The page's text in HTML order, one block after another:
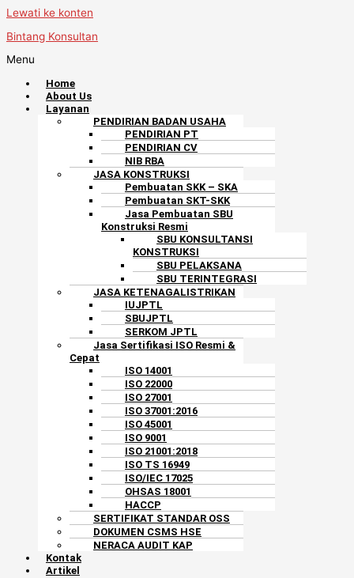
Lewati ke konten
Bintang Konsultan
Menu
Home
About Us
Layanan
PENDIRIAN BADAN USAHA
PENDIRIAN PT
PENDIRIAN CV
NIB RBA
JASA KONSTRUKSI
Pembuatan SKK – SKA
Pembuatan SKT-SKK
Jasa Pembuatan SBU
Konstruksi Resmi
SBU KONSULTANSI
KONSTRUKSI
SBU PELAKSANA
SBU TERINTEGRASI
JASA KETENAGALISTRIKAN
IUJPTL
SBUJPTL
SERKOM JPTL
Jasa Sertifikasi ISO Resmi &
Cepat
ISO 14001
ISO 22000
ISO 27001
ISO 37001:2016
ISO 45001
ISO 9001
ISO 21001:2018
ISO TS 16949
ISO/IEC 17025
OHSAS 18001
HACCP
SERTIFIKAT STANDAR OSS
DOKUMEN CSMS HSE
NERACA AUDIT KAP
Kontak
Artikel